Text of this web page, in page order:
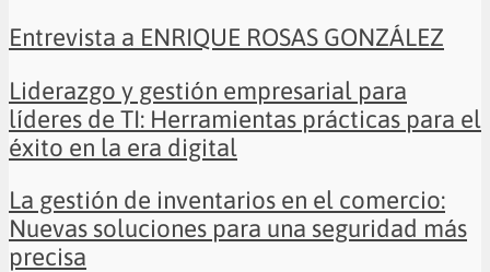
Entrevista a ENRIQUE ROSAS GONZÁLEZ
Liderazgo y gestión empresarial para
líderes de TI: Herramientas prácticas para el
éxito en la era digital
La gestión de inventarios en el comercio:
Nuevas soluciones para una seguridad más
precisa